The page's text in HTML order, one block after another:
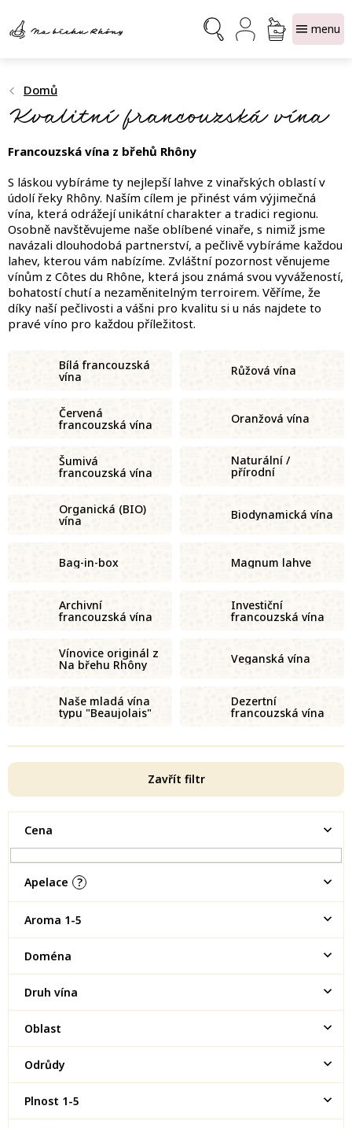
obsah
NÁKUPNÍ
KOŠÍK
Domů
Kvalitní francouzská vína
Francouzská vína z břehů Rhôny
S láskou vybíráme ty nejlepší lahve z vinařských oblastí v
údolí řeky Rhôny. Naším cílem je přinést vám výjimečná
vína, která odrážejí unikátní charakter a tradici regionu.
Osobně navštěvujeme naše oblíbené vinaře, s nimiž jsme
navázali dlouhodobá partnerství, a pečlivě vybíráme každou
lahev, kterou vám nabízíme. Zvláštní pozornost věnujeme
vínům z Côtes du Rhône, která jsou známá svou vyvážeností,
bohatostí chutí a nezaměnitelným terroirem. Věříme, že
díky naší pečlivosti a vášni pro kvalitu si u nás najdete to
pravé víno pro každou příležitost.
Bílá francouzská
vína Růžová vína
Červená
francouzská vína Oranžová vína
Šumivá
francouzská vína
Naturální /
přírodní
francouzská vína
Organická (BIO)
vína Biodynamická vína
Bag-in-box Magnum lahve
Archivní
francouzská vína
Investiční
francouzská vína
Vínovice originál z
Na břehu Rhôny Veganská vína
Naše mladá vína
typu "Beaujolais"
Dezertní
francouzská vína
Zavřít filtr
Cena
Apelace ?
Aroma 1-5
Doména
Druh vína
Oblast
Odrůdy
Plnost 1-5